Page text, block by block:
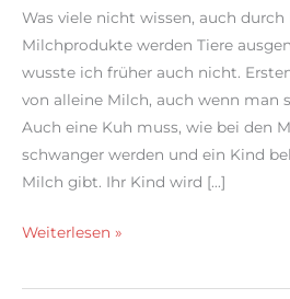
Was viele nicht wissen, auch
Milchprodukte werden Tiere
wusste ich früher auch nicht.
von alleine Milch, auch wenn man
Auch eine Kuh muss, wie bei den
schwanger werden und ein Kind
Milch gibt. Ihr Kind wird […]
Milch
Käse
Weiterlesen »